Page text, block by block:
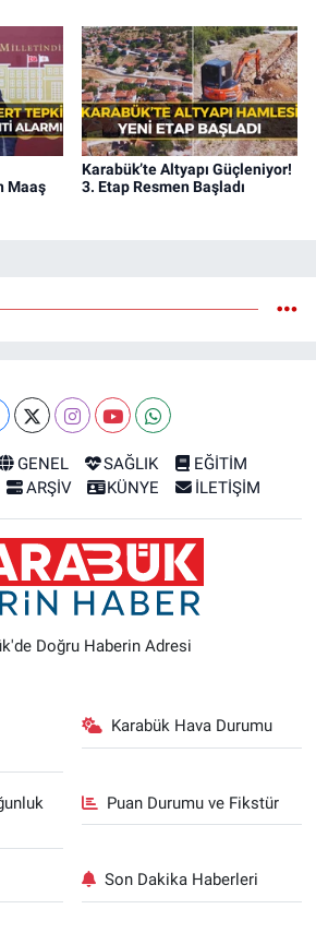
Maaş
Karabük’te Altyapı Güçleniyor!
3. Etap Resmen Başladı
GENEL SAĞLIK
EĞİTİM
ARŞİV KÜNYE İLETİŞİM
Doğru Haberin Adresi
Karabük Hava Durumu
Puan Durumu ve Fikstür
Son Dakika Haberleri